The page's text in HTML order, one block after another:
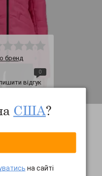
бренд
відгук
0
Відгуки
США?
на сайті